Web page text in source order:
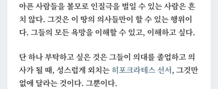
아픈 사람들을 볼모로 인질극을 벌일 수 있는 사람은 흔
치 않다. 그것은 이 땅의 의사들만이 할 수 있는 행위이
다. 그들의 모든 욕망을 이해할 수 있고, 이해하고 싶다.
단 하나 부탁하고 싶은 것은 그들이 의대를 졸업하고 의
사가 될 때, 성스럽게 외치는 히포크라테스 선서, 그것만
없애 달라는 것이다. 그뿐이다.